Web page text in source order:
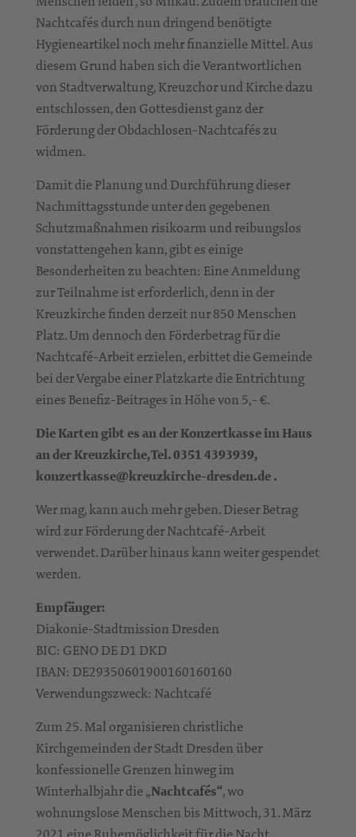
Nachtcafés durch nun dringend benötigte
Hygieneartikel noch mehr finanzielle Mittel. Aus
diesem Grund haben sich die Verantwortlichen
von Stadtverwaltung, Kreuzchor und Kirche dazu
entschlossen, den Gottesdienst ganz der
Förderung der Obdachlosen-Nachtcafés zu
widmen.
Damit die Planung und Durchführung dieser
Nachmittagsstunde unter den gegebenen
Schutzmaßnahmen risikoarm und reibungslos
vonstattengehen kann, gibt es einige
Besonderheiten zu beachten: Eine Anmeldung
zur Teilnahme ist erforderlich, denn in der
Kreuzkirche finden derzeit nur 850 Menschen
Platz. Um dennoch den Förderbetrag für die
Nachtcafé-Arbeit erzielen, erbittet die Gemeinde
bei der Vergabe einer Platzkarte die Entrichtung
eines Benefiz-Beitrages in Höhe von 5,- €.
Die Karten gibt es an der Konzertkasse im Haus
an der Kreuzkirche, Tel. 0351 4393939,
konzertkasse@kreuzkirche-dresden.de .
Wer mag, kann auch mehr geben. Dieser Betrag
wird zur Förderung der Nachtcafé-Arbeit
verwendet. Darüber hinaus kann weiter gespendet
werden.
Empfänger:
Diakonie-Stadtmission Dresden
BIC: GENO DE D1 DKD
IBAN: DE29350601900160160160
Verwendungszweck: Nachtcafé
Zum 25. Mal organisieren christliche
Kirchgemeinden der Stadt Dresden über
konfessionelle Grenzen hinweg im
Winterhalbjahr die „Nachtcafés“, wo
wohnungslose Menschen bis Mittwoch, 31. März